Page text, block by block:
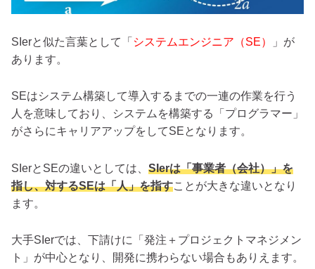
SIerと似た言葉として「 システムエンジニア（SE）
」が
あります。
SEはシステム構築して導入するまでの一連の作業を行う
人を意味しており、システムを構築する「プログラマー」
がさらにキャリアアップをしてSEとなります。
SIerとSEの違いとしては、 SIerは「事業者（会社）」を
指し、対するSEは「人」を指すことが大きな違いとなり
ます。
大手SIerでは、下請けに「発注＋プロジェクトマネジメン
ト」が中心となり、開発に携わらない場合もありえます。